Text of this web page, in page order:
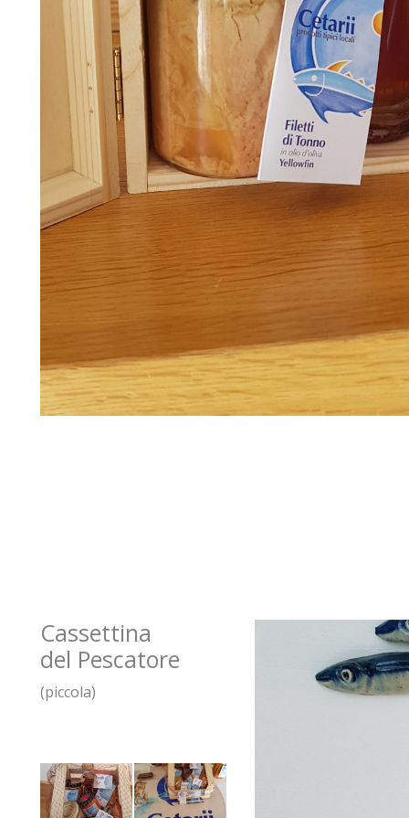
Cassettina
del Pescatore
(piccola)